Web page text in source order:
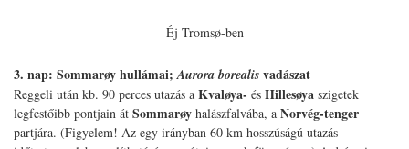
Éj Tromsø-ben
3. nap: Sommarøy hullámai;Aurora borealis vadászat
Reggeli után kb. 90 perces utazás a Kvaløya- és Hillesøya szigetek
legfestőibb pontjain át Sommarøy halászfalvába, a Norvég-tenger
partjára. (Figyelem! Az egy irányban 60 km hosszúságú utazás